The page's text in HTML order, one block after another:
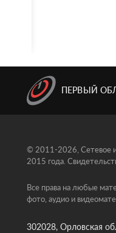
ПЕРВЫЙ
© 2011-2026, Сетевое
2015 года.
Все права на любые
фото, аудио и
302028, Орловская